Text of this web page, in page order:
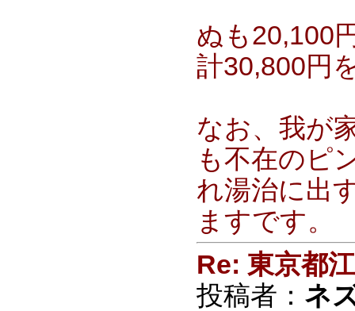
ぬも20,100
計30,800円
なお、我が
も不在のピ
れ湯治に出
ますです。
Re: 東京都
投稿者： ネ